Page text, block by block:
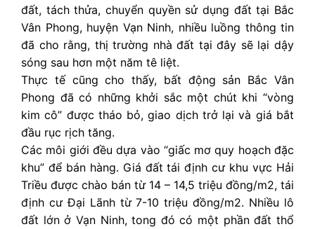
đất, tách thửa, chuyển quyền sử dụng đất tại Bắc
Vân Phong, huyện Vạn Ninh, nhiều luồng thông tin
đã cho rằng, thị trường nhà đất tại đây sẽ lại dậy
sóng sau hơn một năm tê liệt.
Thực tế cũng cho thấy, bất động sản Bắc Vân
Phong đã có những khởi sắc một chút khi “vòng
kim cô” được tháo bỏ, giao dịch trở lại và giá bắt
đầu rục rịch tăng.
Các môi giới đều dựa vào “giấc mơ quy hoạch đặc
khu” để bán hàng. Giá đất tái định cư khu vực Hải
Triều được chào bán từ 14 – 14,5 triệu đồng/m2, tái
định cư Đại Lãnh từ 7-10 triệu đồng/m2. Nhiều lô
đất lớn ở Vạn Ninh, tong đó có một phần đất thổ